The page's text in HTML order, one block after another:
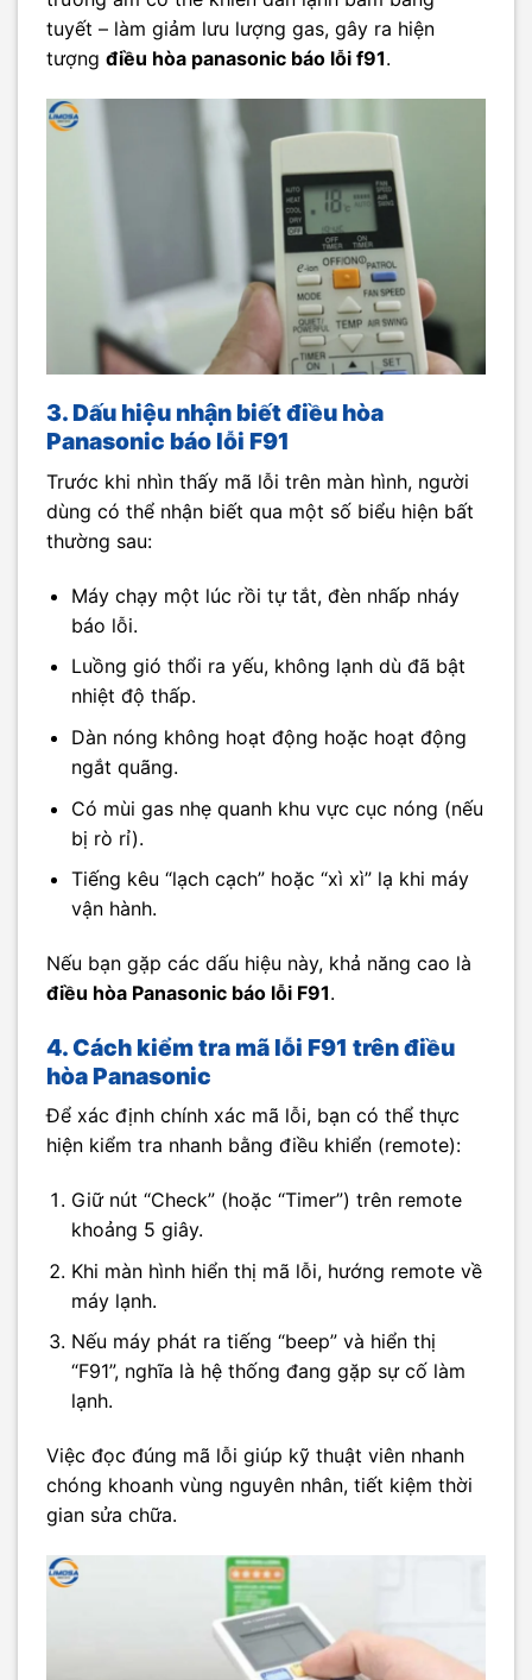
tuyết – làm giảm lưu lượng gas, gây ra hiện
tượng điều hòa panasonic báo lỗi f91.
3. Dấu hiệu nhận biết điều hòa
Panasonic báo lỗi F91
Trước khi nhìn thấy mã lỗi trên màn hình, người
dùng có thể nhận biết qua một số biểu hiện bất
thường sau:
Máy chạy một lúc rồi tự tắt, đèn nhấp nháy
báo lỗi.
Luồng gió thổi ra yếu, không lạnh dù đã bật
nhiệt độ thấp.
Dàn nóng không hoạt động hoặc hoạt động
ngắt quãng.
Có mùi gas nhẹ quanh khu vực cục nóng (nếu
bị rò rỉ).
Tiếng kêu “lạch cạch” hoặc “xì xì” lạ khi máy
vận hành.
Nếu bạn gặp các dấu hiệu này, khả năng cao là
điều hòa Panasonic báo lỗi F91.
4. Cách kiểm tra mã lỗi F91 trên điều
hòa Panasonic
Để xác định chính xác mã lỗi, bạn có thể thực
hiện kiểm tra nhanh bằng điều khiển (remote):
Giữ nút “Check” (hoặc “Timer”) trên remote
khoảng 5 giây.
Khi màn hình hiển thị mã lỗi, hướng remote về
máy lạnh.
Nếu máy phát ra tiếng “beep” và hiển thị
“F91”, nghĩa là hệ thống đang gặp sự cố làm
lạnh.
Việc đọc đúng mã lỗi giúp kỹ thuật viên nhanh
chóng khoanh vùng nguyên nhân, tiết kiệm thời
gian sửa chữa.